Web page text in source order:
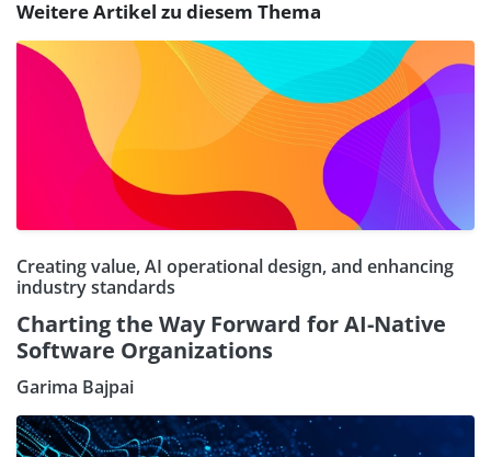
Weitere Artikel zu diesem Thema
Creating value, AI operational design, and enhancing
industry standards
Charting the Way Forward for AI-Native
Software Organizations
Garima Bajpai